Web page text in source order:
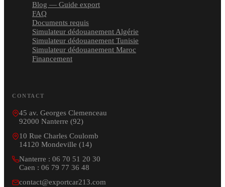
Blog — Guide export
FAQ
Documents requis
Simulateur dédouanement Algérie
Simulateur dédouanement Tunisie
Simulateur dédouanement Maroc
Financement
CONTACT
45 av. Georges Clemenceau
92000 Nanterre (92)
10 Rue Charles Coulomb
14120 Mondeville (14)
Nanterre : 06 70 51 20 30
Caen : 06 79 77 36 48
contact@exportcar213.com